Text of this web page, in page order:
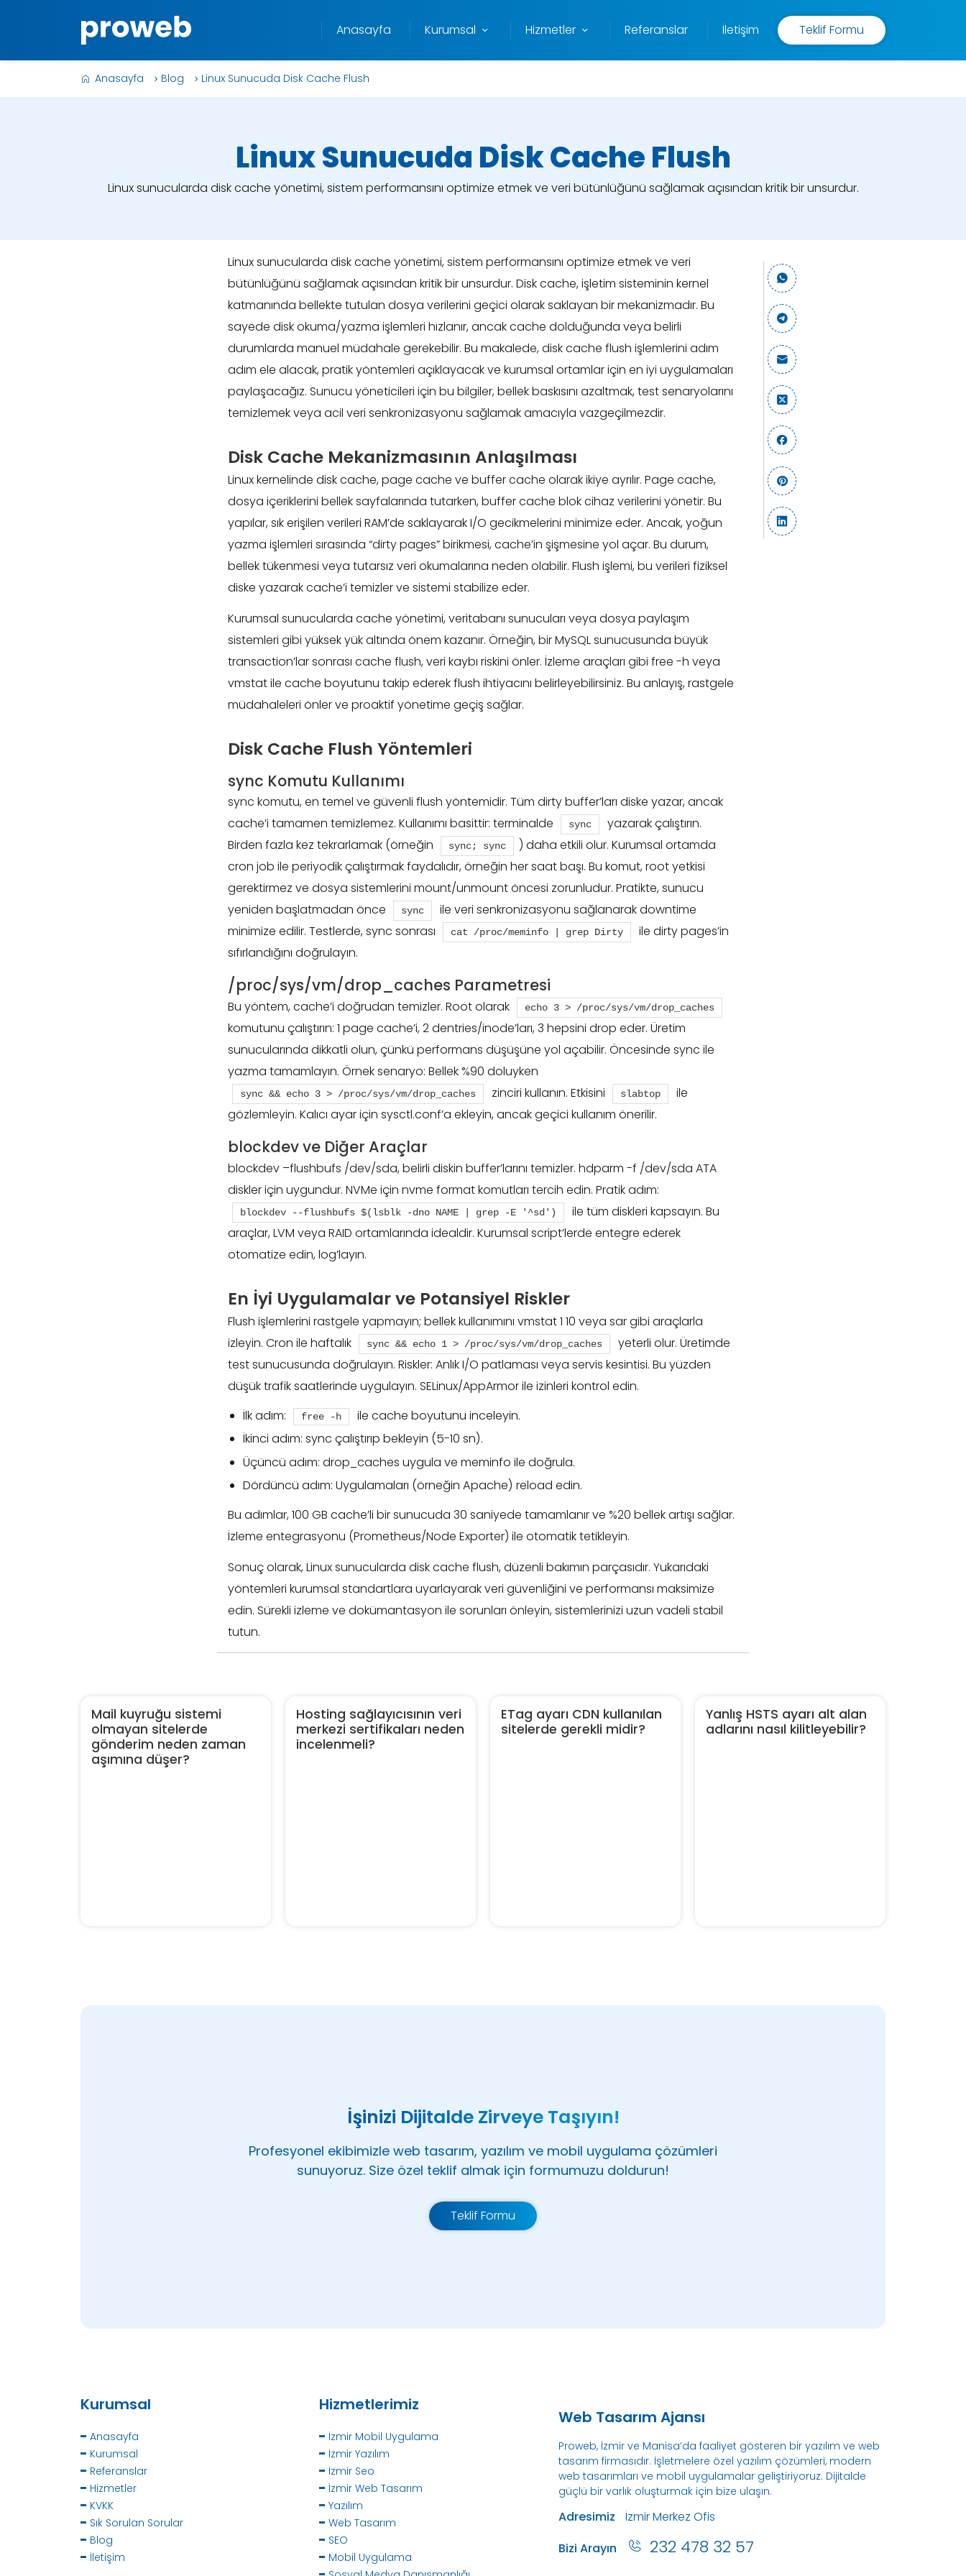
Anasayfa Kurumsal Hizmetler Referanslar İletişim Teklif Formu
Anasayfa Blog Linux Sunucuda Disk Cache Flush
Linux Sunucuda Disk Cache Flush
Linux sunucularda disk cache yönetimi, sistem performansını optimize etmek ve veri bütünlüğünü sağlamak açısından kritik bir unsurdur.
Linux sunucularda disk cache yönetimi, sistem performansını optimize etmek ve veri
bütünlüğünü sağlamak açısından kritik bir unsurdur. Disk cache, işletim sisteminin kernel
katmanında bellekte tutulan dosya verilerini geçici olarak saklayan bir mekanizmadır. Bu
sayede disk okuma/yazma işlemleri hızlanır, ancak cache dolduğunda veya belirli
durumlarda manuel müdahale gerekebilir. Bu makalede, disk cache flush işlemlerini adım
adım ele alacak, pratik yöntemleri açıklayacak ve kurumsal ortamlar için en iyi uygulamaları
paylaşacağız. Sunucu yöneticileri için bu bilgiler, bellek baskısını azaltmak, test senaryolarını
temizlemek veya acil veri senkronizasyonu sağlamak amacıyla vazgeçilmezdir.
Disk Cache Mekanizmasının Anlaşılması
Linux kernelinde disk cache, page cache ve buffer cache olarak ikiye ayrılır. Page cache,
dosya içeriklerini bellek sayfalarında tutarken, buffer cache blok cihaz verilerini yönetir. Bu
yapılar, sık erişilen verileri RAM’de saklayarak I/O gecikmelerini minimize eder. Ancak, yoğun
yazma işlemleri sırasında “dirty pages” birikmesi, cache’in şişmesine yol açar. Bu durum,
bellek tükenmesi veya tutarsız veri okumalarına neden olabilir. Flush işlemi, bu verileri fiziksel
diske yazarak cache’i temizler ve sistemi stabilize eder.
Kurumsal sunucularda cache yönetimi, veritabanı sunucuları veya dosya paylaşım
sistemleri gibi yüksek yük altında önem kazanır. Örneğin, bir MySQL sunucusunda büyük
transaction’lar sonrası cache flush, veri kaybı riskini önler. İzleme araçları gibi free -h veya
vmstat ile cache boyutunu takip ederek flush ihtiyacını belirleyebilirsiniz. Bu anlayış, rastgele
müdahaleleri önler ve proaktif yönetime geçiş sağlar.
Disk Cache Flush Yöntemleri
sync Komutu Kullanımı
sync komutu, en temel ve güvenli flush yöntemidir. Tüm dirty buffer’ları diske yazar, ancak
cache’i tamamen temizlemez. Kullanımı basittir: terminalde
sync
yazarak çalıştırın.
Birden fazla kez tekrarlamak (örneğin
sync; sync
) daha etkili olur. Kurumsal ortamda
cron job ile periyodik çalıştırmak faydalıdır, örneğin her saat başı. Bu komut, root yetkisi
gerektirmez ve dosya sistemlerini mount/unmount öncesi zorunludur. Pratikte, sunucu
yeniden başlatmadan önce
sync
ile veri senkronizasyonu sağlanarak downtime
minimize edilir. Testlerde, sync sonrası
cat /proc/meminfo | grep Dirty
ile dirty pages’in
sıfırlandığını doğrulayın.
/proc/sys/vm/drop_caches Parametresi
Bu yöntem, cache’i doğrudan temizler. Root olarak echo 3 > /proc/sys/vm/drop_caches
komutunu çalıştırın: 1 page cache’i, 2 dentries/inode’ları, 3 hepsini drop eder. Üretim
sunucularında dikkatli olun, çünkü performans düşüşüne yol açabilir. Öncesinde sync ile
yazma tamamlayın. Örnek senaryo: Bellek %90 doluyken
sync && echo 3 > /proc/sys/vm/drop_caches zinciri kullanın. Etkisini slabtop
ile
gözlemleyin. Kalıcı ayar için sysctl.conf’a ekleyin, ancak geçici kullanım önerilir.
blockdev ve Diğer Araçlar
blockdev –flushbufs /dev/sda, belirli diskin buffer’larını temizler. hdparm -f /dev/sda ATA
diskler için uygundur. NVMe için nvme format komutları tercih edin. Pratik adım:
blockdev --flushbufs $(lsblk -dno NAME | grep -E '^sd')
ile tüm diskleri kapsayın. Bu
araçlar, LVM veya RAID ortamlarında idealdir. Kurumsal script’lerde entegre ederek
otomatize edin, log’layın.
En İyi Uygulamalar ve Potansiyel Riskler
Flush işlemlerini rastgele yapmayın; bellek kullanımını vmstat 1 10 veya sar gibi araçlarla
izleyin. Cron ile haftalık
sync && echo 1 > /proc/sys/vm/drop_caches
yeterli olur. Üretimde
test sunucusunda doğrulayın. Riskler: Anlık I/O patlaması veya servis kesintisi. Bu yüzden
düşük trafik saatlerinde uygulayın. SELinux/AppArmor ile izinleri kontrol edin.
İlk adım:
free -h
ile cache boyutunu inceleyin.
İkinci adım: sync çalıştırıp bekleyin (5-10 sn).
Üçüncü adım: drop_caches uygula ve meminfo ile doğrula.
Dördüncü adım: Uygulamaları (örneğin Apache) reload edin.
Bu adımlar, 100 GB cache’li bir sunucuda 30 saniyede tamamlanır ve %20 bellek artışı sağlar.
İzleme entegrasyonu (Prometheus/Node Exporter) ile otomatik tetikleyin.
Sonuç olarak, Linux sunucularda disk cache flush, düzenli bakımın parçasıdır. Yukarıdaki
yöntemleri kurumsal standartlara uyarlayarak veri güvenliğini ve performansı maksimize
edin. Sürekli izleme ve dokümantasyon ile sorunları önleyin, sistemlerinizi uzun vadeli stabil
tutun.
Mail kuyruğu sistemi
olmayan sitelerde
gönderim neden zaman
aşımına düşer?
Hosting sağlayıcısının veri
merkezi sertifikaları neden
incelenmeli?
ETag ayarı CDN kullanılan
sitelerde gerekli midir?
Yanlış HSTS ayarı alt alan
adlarını nasıl kilitleyebilir?
İşinizi Dijitalde Zirveye Taşıyın!
Profesyonel ekibimizle web tasarım, yazılım ve mobil uygulama çözümleri
sunuyoruz. Size özel teklif almak için formumuzu doldurun!
Teklif Formu
Kurumsal
Anasayfa
Kurumsal
Referanslar
Hizmetler
KVKK
Sık Sorulan Sorular
Blog
İletişim
Hizmetlerimiz
İzmir Mobil Uygulama
İzmir Yazılım
İzmir Seo
İzmir Web Tasarım
Yazılım
Web Tasarım
SEO
Mobil Uygulama
Web Tasarım Ajansı
Proweb, İzmir ve Manisa’da faaliyet gösteren bir yazılım ve web
tasarım firmasıdır. İşletmelere özel yazılım çözümleri, modern
web tasarımları ve mobil uygulamalar geliştiriyoruz. Dijitalde
güçlü bir varlık oluşturmak için bize ulaşın.
Adresimiz
İzmir Merkez Ofis
Bizi Arayın
232 478 32 57